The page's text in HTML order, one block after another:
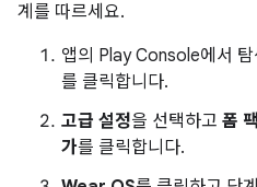
계를 따르세요.
앱의 Play Console에서 탐
를 클릭합니다.
고급 설정을 선택하고 폼
가를 클릭합니다.